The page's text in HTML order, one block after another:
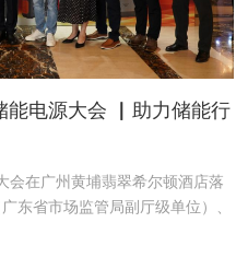
能电源大会 ▏助力储能行
会在广州黄埔翡翠希尔顿酒店落
东省市场监管局副厅级单位）、